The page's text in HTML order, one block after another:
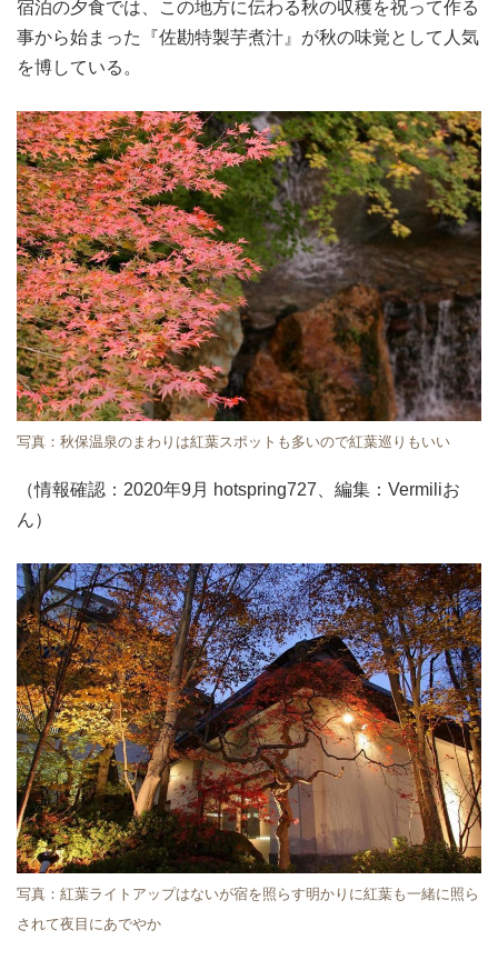
宿泊の夕食では、この地方に伝わる秋の収穫を祝って作る
事から始まった『佐勘特製芋煮汁』が秋の味覚として人気
を博している。
写真：秋保温泉のまわりは紅葉スポットも多いので紅葉巡りもいい
（情報確認：2020年9月 hotspring727、編集：Vermiliお
ん）
写真：紅葉ライトアップはないが宿を照らす明かりに紅葉も一緒に照ら
されて夜目にあでやか